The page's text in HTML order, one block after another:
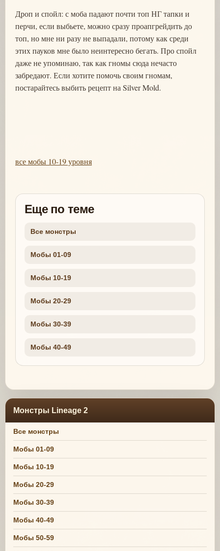
Дроп и спойл: с моба падают почти топ НГ тапки и
перчи, если выбьете, можно сразу проапгрейдить до
топ, но мне ни разу не выпадали, потому как среди
этих пауков мне было неинтересно бегать. Про спойл
даже не упоминаю, так как гномы сюда нечасто
забредают. Если хотите помочь своим гномам,
постарайтесь выбить рецепт на Silver Mold.
все мобы 10-19 уровня
Еще по теме
Все монстры
Мобы 01-09
Мобы 10-19
Мобы 20-29
Мобы 30-39
Мобы 40-49
Монстры Lineage 2
Все монстры
Мобы 01-09
Мобы 10-19
Мобы 20-29
Мобы 30-39
Мобы 40-49
Мобы 50-59